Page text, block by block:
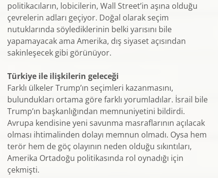
politikacıların, lobicilerin, Wall Street’in aşına olduğu
çevrelerin adları geçiyor. Doğal olarak seçim
nutuklarında söylediklerinin belki yarısını bile
yapamayacak ama Amerika, dış siyaset açısından
sakinleşecek gibi görünüyor.
Türkiye ile ilişkilerin geleceği
Farklı ülkeler Trump’ın seçimleri kazanmasını,
bulundukları ortama göre farklı yorumladılar. İsrail bile
Trump’ın başkanlığından memnuniyetini bildirdi.
Avrupa kendisine yeni savunma masraflarının açılacak
olması ihtimalinden dolayı memnun olmadı. Oysa hem
terör hem de göç olayının neden olduğu sıkıntıları,
Amerika Ortadoğu politikasında rol oynadığı için
çekmişti.